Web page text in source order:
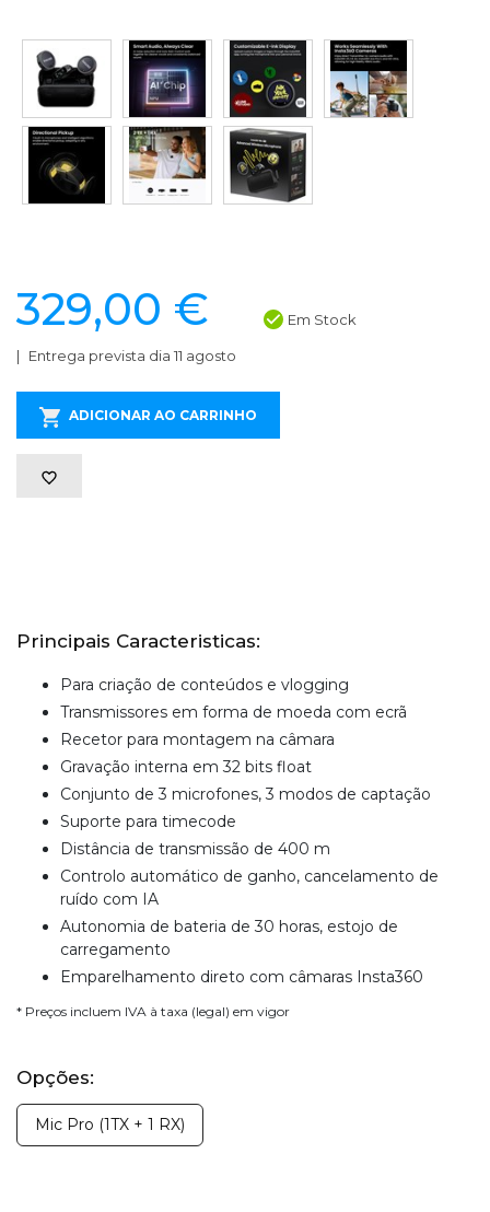
329,00 € Em Stock
Entrega prevista dia 11 agosto
ADICIONAR AO CARRINHO
Principais Caracteristicas:
Para criação de conteúdos e vlogging
Transmissores em forma de moeda com ecrã
Recetor para montagem na câmara
Gravação interna em 32 bits float
Conjunto de 3 microfones, 3 modos de captação
Suporte para timecode
Distância de transmissão de 400 m
Controlo automático de ganho, cancelamento de
ruído com IA
Autonomia de bateria de 30 horas, estojo de
carregamento
Emparelhamento direto com câmaras Insta360
* Preços incluem IVA à taxa (legal) em vigor
Opções:
Mic Pro (1TX + 1 RX)